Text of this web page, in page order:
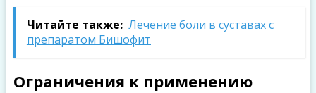
Читайте также: Лечение боли в суставах с
препаратом Бишофит
Ограничения к применению